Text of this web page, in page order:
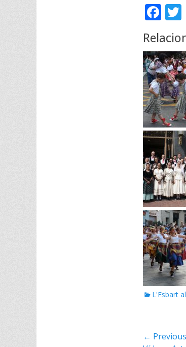
F
ac
e
b
o
o
k
Categories
L'Esbart
← Previous